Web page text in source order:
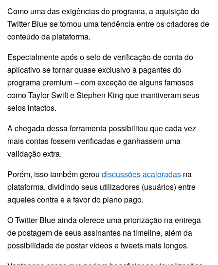
Como uma das exigências do programa, a aquisição do
Twitter Blue se tornou uma tendência entre os criadores de
conteúdo da plataforma.
Especialmente após o selo de verificação de conta do
aplicativo se tornar quase exclusivo à pagantes do
programa premium – com exceção de alguns famosos
como Taylor Swift e Stephen King que mantiveram seus
selos intactos.
A chegada dessa ferramenta possibilitou que cada vez
mais contas fossem verificadas e ganhassem uma
validação extra.
Porém, isso também gerou discussões acaloradas na
plataforma, dividindo seus utilizadores (usuários) entre
aqueles contra e a favor do plano pago.
O Twitter Blue ainda oferece uma priorização na entrega
de postagem de seus assinantes na timeline, além da
possibilidade de postar vídeos e tweets mais longos.